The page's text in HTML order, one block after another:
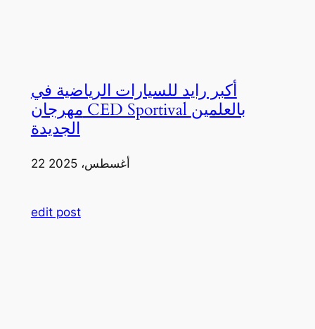
أكبر رايد للسيارات الرياضية في
مهرجان CED Sportival بالعلمين
الجديدة
22 أغسطس، 2025
edit post